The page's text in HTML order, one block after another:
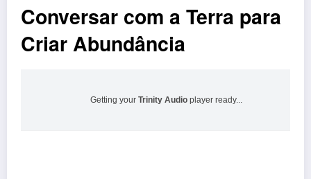
Conversar com a Terra para
Criar Abundância
Getting your Trinity Audio player ready...